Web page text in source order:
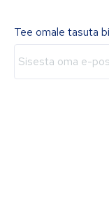
Tee omale tasuta